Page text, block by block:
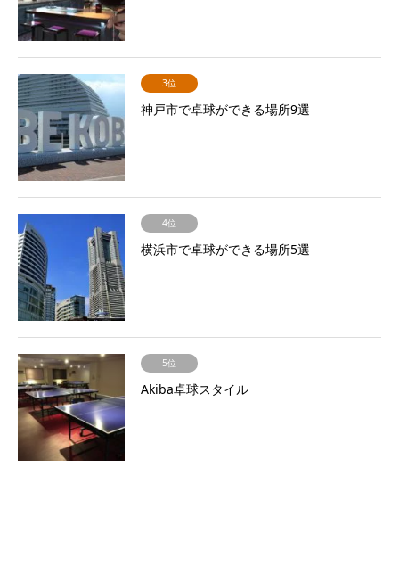
3位
神戸市で卓球ができる場所9選
4位
横浜市で卓球ができる場所5選
5位
Akiba卓球スタイル